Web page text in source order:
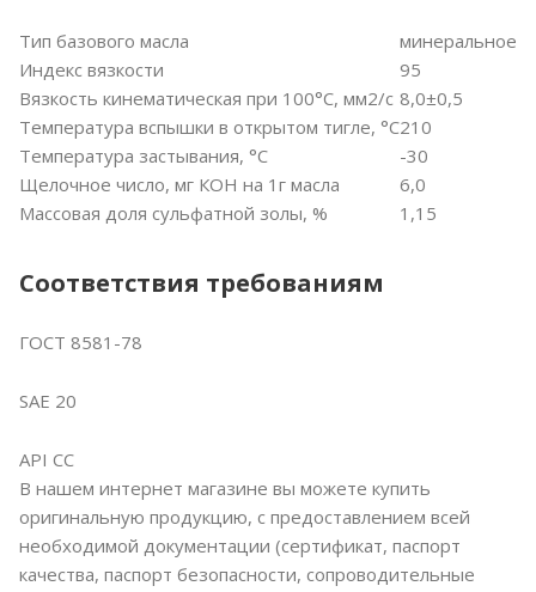
Тип базового масла
минеральное
Индекс вязкости
95
Вязкость кинематическая при 100°С, мм2/с 8,0±0,5
Температура вспышки в открытом тигле, °С210
Температура застывания, °С
-30
Щелочное число, мг КОН на 1г масла
6,0
Массовая доля сульфатной золы, %
1,15
Соответствия требованиям
ГОСТ 8581-78
SAE 20
API CC
В нашем интернет магазине вы можете купить
оригинальную продукцию, с предоставлением всей
необходимой документации (сертификат, паспорт
качества, паспорт безопасности, сопроводительные